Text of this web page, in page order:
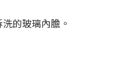
的玻璃內膽。